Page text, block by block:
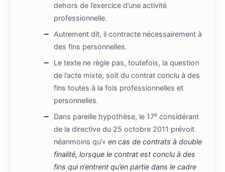
dehors de l’exercice d’une activité
professionnelle.
Autrement dit, il contracte nécessairement à
des fins personnelles.
Le texte ne règle pas, toutefois, la question
de l’acte mixte, soit du contrat conclu à des
fins toutes à la fois professionnelles et
personnelles.
Dans pareille hypothèse, le 17e considérant
de la directive du 25 octobre 2011 prévoit
néanmoins qu’«en cas de contrats à double
finalité, lorsque le contrat est conclu à des
fins qui n’entrent qu’en partie dans le cadre